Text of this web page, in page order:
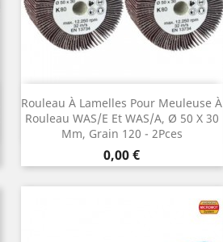
Rouleau À Lamelles Pour Meuleuse À
Rouleau WAS/E Et WAS/A, Ø 50 X 30
Mm, Grain 120 - 2Pces
Prix
0,00 €
Aperçu rapide